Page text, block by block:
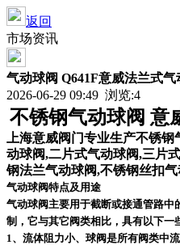
返回
市场资讯
气动球阀 Q641F意威法兰式
2026-06-29 09:49 浏览:4
不锈钢气动球阀 意
上海意威阀门专业生产不锈
动球阀,二片式气动球阀,三片
钢法兰气动球阀,不锈钢丝扣
气动球阀特点及用途
气动球阀主要用于截断或接通管路
制，它与其它阀类相比，具有以下一
1、流体阻力小、球阀是所有阀类中